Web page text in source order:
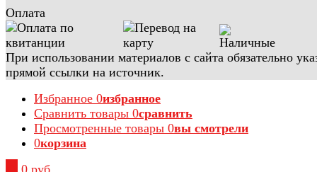
Оплата
При использовании материалов с сайта обязательно
прямой ссылки на источник.
Избранное 0избранное
Сравнить товары 0сравнить
Просмотренные товары 0вы смотрели
0корзина
0 руб.